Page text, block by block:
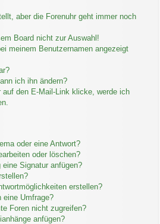
aber die Forenuhr geht immer noch
Board nicht zur Auswahl!
meinem Benutzernamen angezeigt
ich ihn ändern?
den E-Mail-Link klicke, werde ich
oder eine Antwort?
oder löschen?
Signatur anfügen?
erstellen?
eine Umfrage?
Foren nicht zugreifen?
anfügen?